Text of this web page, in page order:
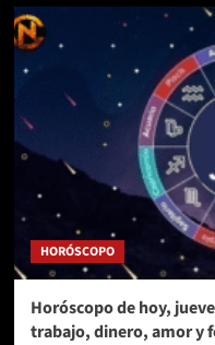
HORÓSCOPO
Horóscopo de hoy,
trabajo, dinero, amor y